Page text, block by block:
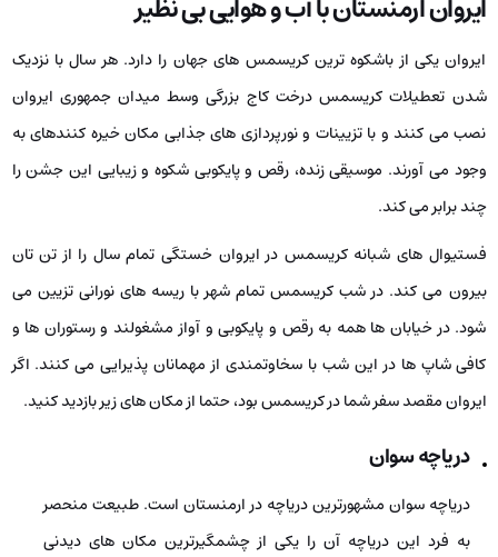
ایروان ارمنستان با آب و هوایی بی نظیر
ایروان یکی از باشکوه­ ترین کریسمس­ های جهان را دارد. هر سال با نزدیک
شدن تعطیلات کریسمس درخت کاج بزرگی وسط میدان جمهوری ایروان
نصب می­ کنند و با تزیینات و نورپردازی­ های جذابی مکان خیره­ کننده­ای به
وجود می ­آورند. موسیقی زنده، رقص و پایکوبی شکوه و زیبایی این جشن را
چند برابر می­ کند.
فستیوال‌ های شبانه­ کریسمس در ایروان خستگی تمام سال را از تن تان
بیرون می­ کند. در شب کریسمس تمام شهر با ریسه‌ های نورانی تزیین می‌
شود. در خیابان‌ ها همه به رقص و پایکوبی و آواز مشغولند و رستوران‌ ها و
کافی­ شاپ­ ها در این شب با سخاوت­مندی از مهمانان پذیرایی می­ کنند. اگر
ایروان مقصد سفر شما در کریسمس بود، حتما از مکان‌ های زیر بازدید کنید.
دریاچه­ سوان
دریاچه­ سوان مشهورترین دریاچه­ در ارمنستان است. طبیعت منحصر
به فرد این دریاچه آن را یکی از چشمگیرترین مکان‌ های دیدنی